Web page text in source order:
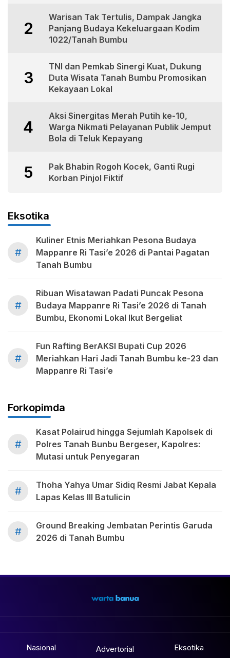
2
Warisan Tak Tertulis, Dampak Jangka
Panjang Budaya Kekeluargaan Kodim
1022/Tanah Bumbu
3
TNI dan Pemkab Sinergi Kuat, Dukung
Duta Wisata Tanah Bumbu Promosikan
Kekayaan Lokal
4
Aksi Sinergitas Merah Putih ke-10,
Warga Nikmati Pelayanan Publik Jemput
Bola di Teluk Kepayang
5
Pak Bhabin Rogoh Kocek, Ganti Rugi
Korban Pinjol Fiktif
Eksotika
#
Kuliner Etnis Meriahkan Pesona Budaya
Mappanre Ri Tasi’e 2026 di Pantai Pagatan
Tanah Bumbu
#
Ribuan Wisatawan Padati Puncak Pesona
Budaya Mappanre Ri Tasi’e 2026 di Tanah
Bumbu, Ekonomi Lokal Ikut Bergeliat
#
Fun Rafting BerAKSI Bupati Cup 2026
Meriahkan Hari Jadi Tanah Bumbu ke-23 dan
Mappanre Ri Tasi’e
Forkopimda
#
Kasat Polairud hingga Sejumlah Kapolsek di
Polres Tanah Bunbu Bergeser, Kapolres:
Mutasi untuk Penyegaran
#
Thoha Yahya Umar Sidiq Resmi Jabat Kepala
Lapas Kelas III Batulicin
#
Ground Breaking Jembatan Perintis Garuda
2026 di Tanah Bumbu
Nasional
Advertorial
Eksotika